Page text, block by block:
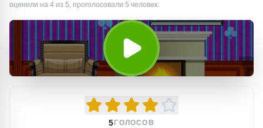
оценили на 4 из 5, проголосовали 5 человек.
5 ГОЛОСОВ